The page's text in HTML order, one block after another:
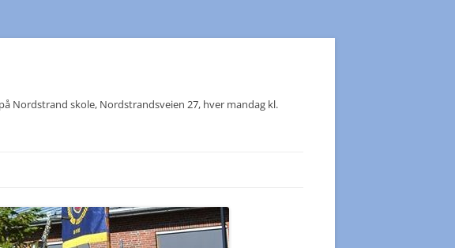
Nordstrand skole, Nordstrandsveien 27, hver mandag kl.